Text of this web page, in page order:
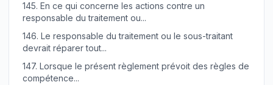
145. En ce qui concerne les actions contre un
responsable du traitement ou...
146. Le responsable du traitement ou le sous-traitant
devrait réparer tout...
147. Lorsque le présent règlement prévoit des règles de
compétence...